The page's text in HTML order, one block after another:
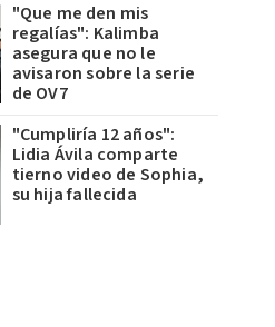
"Que me den mis
regalías": Kalimba
asegura que no le
avisaron sobre la serie
de OV7
"Cumpliría 12 años":
Lidia Ávila comparte
tierno video de Sophia,
su hija fallecida